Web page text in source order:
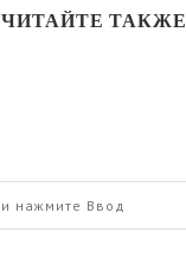
ЧИТАЙТЕ ТАКЖЕ